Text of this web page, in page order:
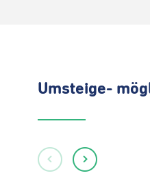
Umsteige-